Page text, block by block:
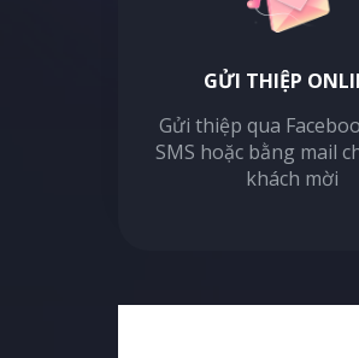
GỬI THIỆP
Gửi thiệp qua
SMS hoặc bằng mail
khách mời